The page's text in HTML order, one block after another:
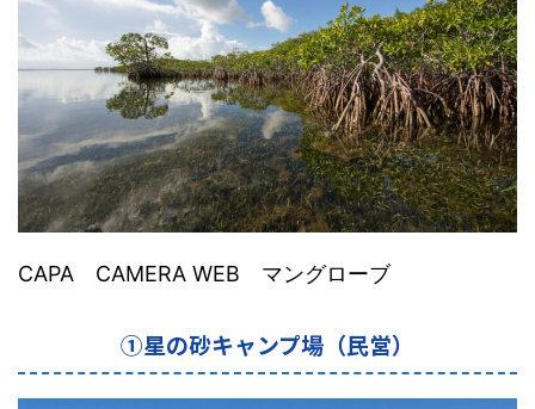
CAPA CAMERA WEB マングローブ
①星の砂キャンプ場（民営）